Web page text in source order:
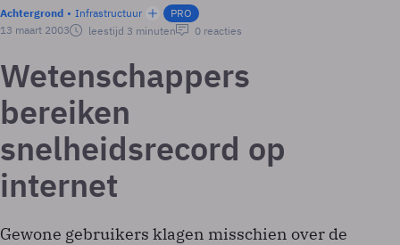
Achtergrond Infrastructuur
PRO
13 maart 2003
leestijd 3 minuten 0 reacties
Wetenschappers
bereiken
snelheidsrecord op
internet
Gewone gebruikers klagen misschien over de